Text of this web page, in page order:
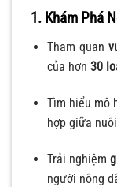
1. Khám Phá
Tham quan
của hơn 30
Tìm hiểu mô
hợp giữa
Trải nghiệm
người nông